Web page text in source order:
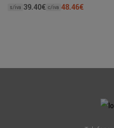
39.40€
s/iva 48.46€
c/iva